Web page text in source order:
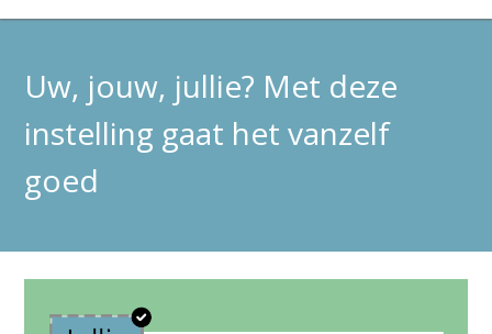
Uw, jouw, jullie? Met deze
instelling gaat het vanzelf
goed